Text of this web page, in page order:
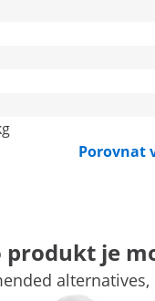
Porovnat
produkt je
a zeleninu